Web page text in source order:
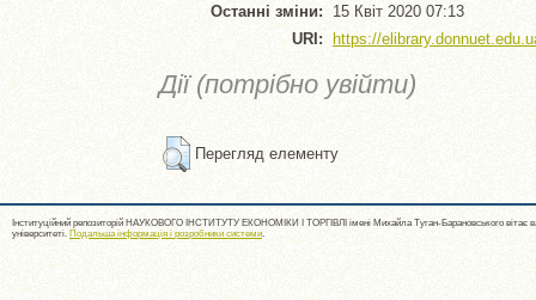
Останні зміни: 15 Квіт 2020 07:13
URI:
https://
Дії (потрібно увійти)
Перегляд елементу
Інституційний репозиторій НАУКОВОГО ІНСТИТУТУ ЕКОНОМІКИ І ТОРГІВЛІ імені Михайла Туган-Барановського вітає
університеті. Подальша інформація і розробники системи